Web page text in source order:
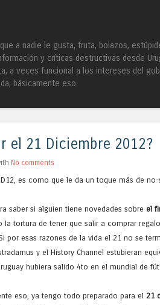
a nadie le gusta, fruta, bolazos,
y críticas destructivas desde
a veces funcional a los intereses del
básicamente eso.
el 21 Diciembre 2012?
No comments
es como que le da un toque más de
saber si alguien tiene novedades sobre el
la tortura de tener que salir a comprar
por esas razones de la vida el 21 no se
y el History Channel estubieran
hubiera salido 4to en el mundial de
eso, ya tengo todo preparado para el 21